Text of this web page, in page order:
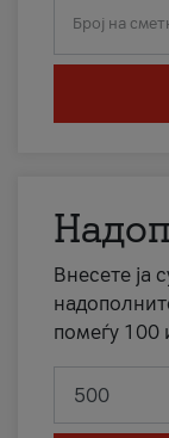
Број на
Внесете ја
помеѓу 100